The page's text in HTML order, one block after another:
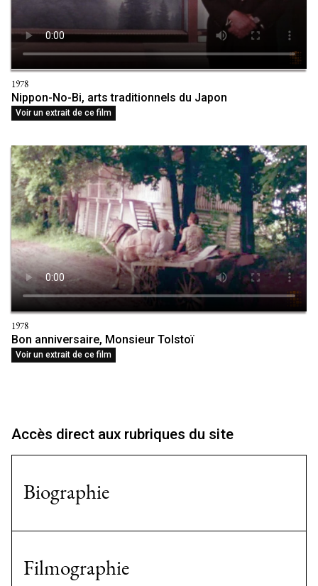
1978
Nippon-No-Bi, arts traditionnels du Japon
Voir un extrait de ce film
1978
Bon anniversaire, Monsieur Tolstoï
Voir un extrait de ce film
Accès direct aux rubriques du site
Biographie
Filmographie